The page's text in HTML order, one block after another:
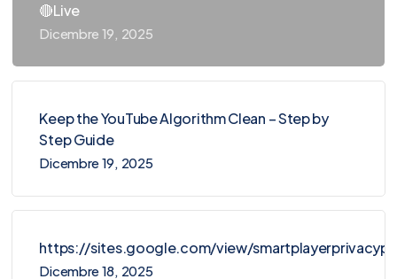
🔴Live
Dicembre 19, 2025
Keep the YouTube Algorithm Clean – Step by
Step Guide
Dicembre 19, 2025
https://sites.google.com/view/
Dicembre 18, 2025